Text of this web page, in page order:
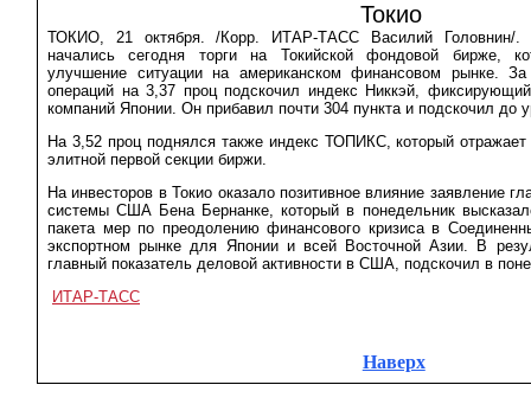
Токио
ТОКИО, 21 октября. /Корр. ИТАР-ТАСС Василий Головнин/.
начались сегодня торги на Токийской фондовой бирже,
улучшение ситуации на американском финансовом рынке.
операций на 3,37 проц подскочил индекс Никкэй,
компаний Японии. Он прибавил почти 304 пункта и подскочил до
На 3,52 проц поднялся также индекс ТОПИКС, который отражает
элитной первой секции биржи.
На инвесторов в Токио оказало позитивное влияние заявление
системы США Бена Бернанке, который в понедельник
пакета мер по преодолению финансового кризиса в
экспортном рынке для Японии и всей Восточной Азии. В
главный показатель деловой активности в США, подскочил в
ИТАР-ТАСС
Наверх